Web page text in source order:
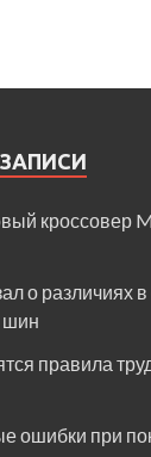
кроссовер
о различиях
шин
правила
ошибки при